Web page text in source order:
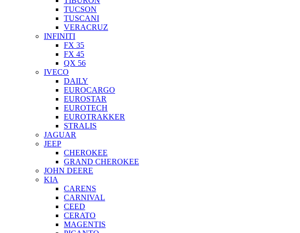
TUCSON
TUSCANI
VERACRUZ
INFINITI
FX 35
FX 45
QX 56
IVECO
DAILY
EUROCARGO
EUROSTAR
EUROTECH
EUROTRAKKER
STRALIS
JAGUAR
JEEP
CHEROKEE
GRAND CHEROKEE
JOHN DEERE
KIA
CARENS
CARNIVAL
CEED
CERATO
MAGENTIS